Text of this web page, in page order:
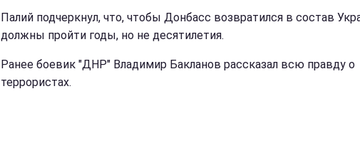
Палий подчеркнул, что, чтобы Донбасс возвратился в состав
должны пройти годы, но не десятилетия.
Ранее боевик "ДНР" Владимир Бакланов рассказал всю правду о
террористах.